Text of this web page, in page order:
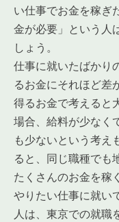
い仕事でお金を稼ぎ
金が必要」という人
しょう。
仕事に就いたばかり
るお金にそれほど差
得るお金で考えると
場合、給料が少なく
も少ないという考え
ると、同じ職種でも
たくさんのお金を稼
やりたい仕事に就い
人は、東京での就職